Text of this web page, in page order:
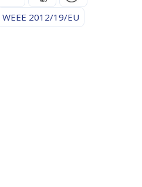
WEEE 2012/19/EU